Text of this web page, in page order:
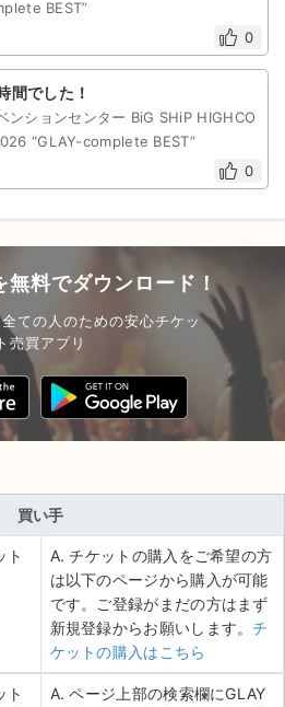
BEST”
0
間でした！
ションセンター BiG SHiP HIGHCO
“GLAY-complete BEST”
0
料でダウンロード！
ての人のための安心チケッ
ト売買アプリ
買い手
ト
A. チケットの購入をご希望の方
は以下のページから購入が可能
です。ご登録がまだの方はまず
新規登録からお願いします。チ
ケットの購入はこちら
ト
A. ページ上部の検索欄にGLAY